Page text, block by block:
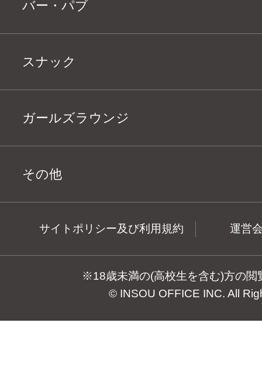
バー・パブ
スナック
ガールズラウンジ
その他
サイトポリシー及び利用規約 運営
※18歳未満の(高校生を含む)方の閲
© INSOU OFFICE INC. All